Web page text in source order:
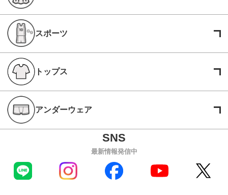
スポーツ
トップス
アンダーウェア
最新情報発信中